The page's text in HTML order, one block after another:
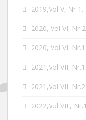
2019,Vol V, Nr 1.
2020, Vol VI, Nr 2
2020, Vol VI, Nr.1
2021,Vol VII, Nr.1
2021,Vol VII, Nr.2
2022,Vol VIII, Nr.1